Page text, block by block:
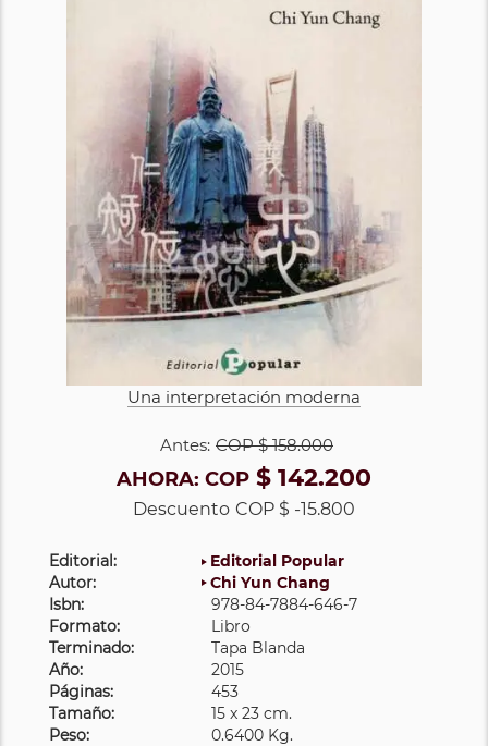
Una interpretación moderna
Antes: COP$ 158.000
AHORA: COP $ 142.200
Descuento COP $ -15.800
Editorial:
Editorial Popular
Autor:
Chi Yun Chang
Isbn:
978-84-7884-646-7
Formato:
Libro
Terminado:
Tapa Blanda
Año:
2015
Páginas:
453
Tamaño:
15 x 23 cm.
Peso:
0.6400 Kg.